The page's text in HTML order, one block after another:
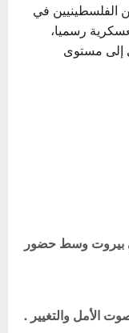
الفلسطينيين في
رسميا،
إلى مستوى
بيروت وسط حضور
الأمل والتغيير .